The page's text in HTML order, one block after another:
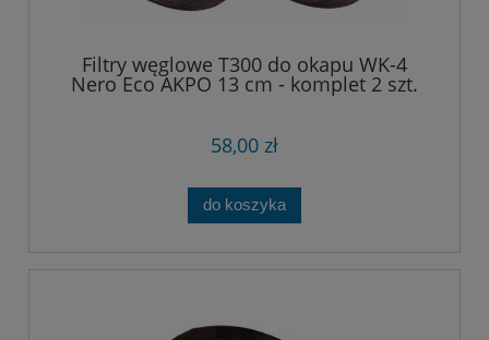
Filtry węglowe T300 do okapu WK-4
Nero Eco AKPO 13 cm - komplet 2 szt.
58,00 zł
do koszyka